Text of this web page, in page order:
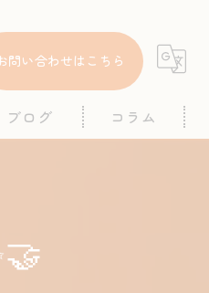
問い合わせはこちら
ブログ コラム